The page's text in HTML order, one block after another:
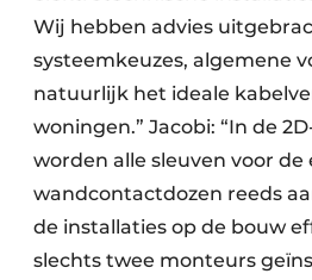
Wij hebben advies
systeemkeuzes, algemene
natuurlijk het ideale
woningen.” Jacobi: “In de
worden alle sleuven voor de
wandcontactdozen reeds
de installaties op de bouw
slechts twee monteurs